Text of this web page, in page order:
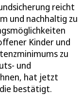
reicht
und nachhaltig zu
Kinder und
zu
und
hat jetzt
bestätigt.